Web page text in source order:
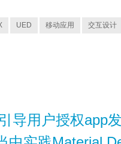
UED 移动应用 交互设计
导用户授权app